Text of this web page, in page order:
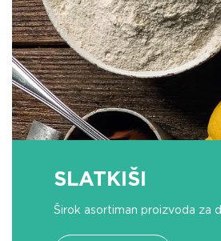
SLATKIŠI
Širok asortiman proizvoda za